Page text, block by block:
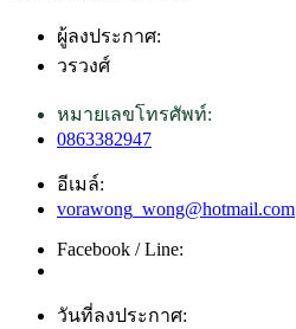
ผู้ลงประกาศ:
วรวงศ์
หมายเลขโทรศัพท์:
0863382947
อีเมล์:
vorawong_wong@hotmail.com
Facebook / Line:
วันที่ลงประกาศ: